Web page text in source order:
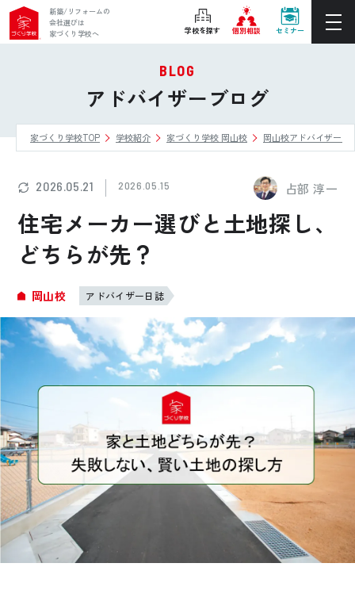
新築/リフォームの
会社選びは
家づくり学校へ
学校を探す 個別相談 セミナー
ぴったりの住宅会社をご提案
個別相談
後悔しない家づくりをレクチャー
セミナーをみる
ご利用は無料！全国20校
お近くの学校を探す
ホーム
家づくり学校とは
お悩み・相談事例
ご利用者の声・実例
お役立ち情報
BLOG
アドバイザーブログ
家づくり学校TOP 学校紹介 家づくり学校 岡山校 岡山校アドバイザーブ
2026.05.21 2026.05.15 占部 淳一
住宅メーカー選びと土地探し、
どちらが先？
岡山校 アドバイザー日誌